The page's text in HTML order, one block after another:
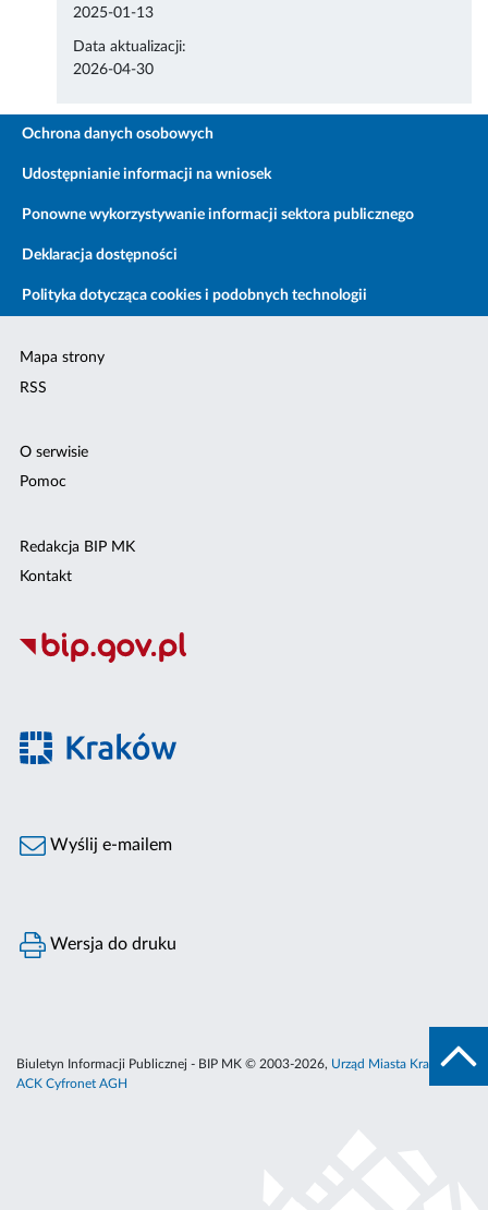
2025-01-13
Data aktualizacji:
2026-04-30
Ochrona danych osobowych
Udostępnianie informacji na wniosek
Ponowne wykorzystywanie informacji sektora publicznego
Deklaracja dostępności
Polityka dotycząca cookies i podobnych technologii
Mapa strony
RSS
O serwisie
Pomoc
Redakcja BIP MK
Kontakt
Wyślij e-mailem
Wersja do druku
Biuletyn Informacji Publicznej - BIP MK © 2003-2026, Urząd Miasta Krakowa
ACK Cyfronet AGH